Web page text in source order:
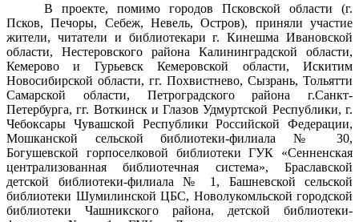
В проекте, помимо городов Псковской области (г.
Псков, Печоры, Себеж, Невель, Остров), приняли участие
жители, читатели и библиотекари г. Кинешма Ивановской
области, Нестеровского района Калининградской области,
Кемерово и Гурьевск Кемеровской области, Искитим
Новосибирской области, гг. Похвистнево, Сызрань, Тольятти
Самарской области, Петроградского района г.Санкт-
Петербурга,гг. Воткинск иГлазов Удмуртской Республики,г.
Чебоксары Чувашской РеспубликиРоссийской Федерации,
Мошканской сельской библиотеки-филиала № 30,
Богушевской горпоселковой библиотеки ГУК «Сенненская
централизованная библиотечная система», Браславской
детской библиотеки-филиала № 1, Башневской сельской
библиотеки Шумилинской ЦБС, Новолукомльской городской
библиотеки Чашникского района, детской библиотеки-